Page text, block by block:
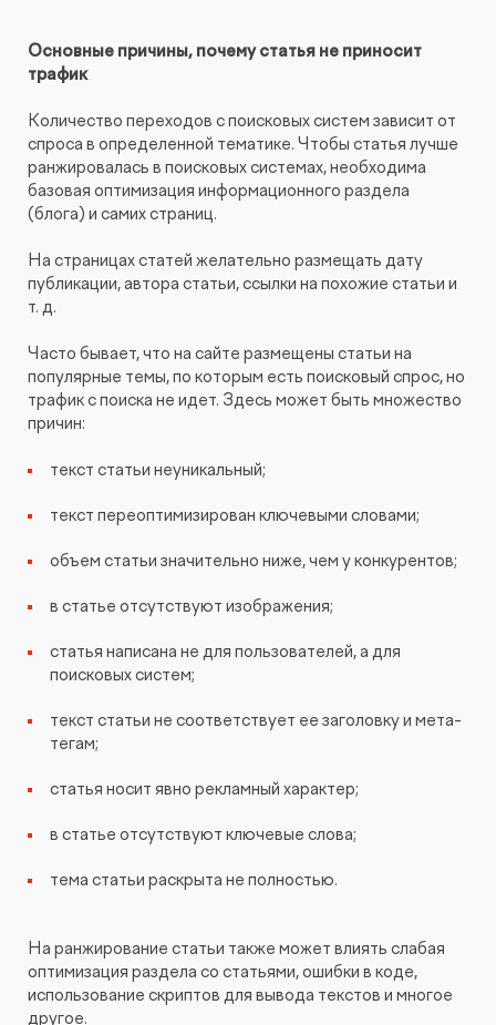
Основные причины, почему статья не приносит
трафик
Количество переходов с поисковых систем зависит от
спроса в определенной тематике. Чтобы статья лучше
ранжировалась в поисковых системах, необходима
базовая оптимизация информационного раздела
(блога) и самих страниц.
На страницах статей желательно размещать дату
публикации, автора статьи, ссылки на похожие статьи и
т. д.
Часто бывает, что на сайте размещены статьи на
популярные темы, по которым есть поисковый спрос, но
трафик с поиска не идет. Здесь может быть множество
причин:
текст статьи неуникальный;
текст переоптимизирован ключевыми словами;
объем статьи значительно ниже, чем у конкурентов;
в статье отсутствуют изображения;
статья написана не для пользователей, а для
поисковых систем;
текст статьи не соответствует ее заголовку и мета-
тегам;
статья носит явно рекламный характер;
в статье отсутствуют ключевые слова;
тема статьи раскрыта не полностью.
На ранжирование статьи также может влиять слабая
оптимизация раздела со статьями, ошибки в коде,
использование скриптов для вывода текстов и многое
другое.